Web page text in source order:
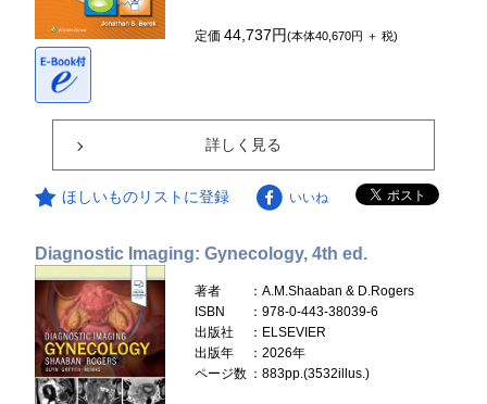
定価44,737円(本体40,670円 ＋ 税)
詳しく見る
ほしいものリストに登録 いいね
Diagnostic Imaging: Gynecology, 4th ed.
著者
：A.M.Shaaban & D.Rogers
ISBN
：978-0-443-38039-6
出版社
：ELSEVIER
出版年
：2026年
ページ数 ：883pp.(3532illus.)